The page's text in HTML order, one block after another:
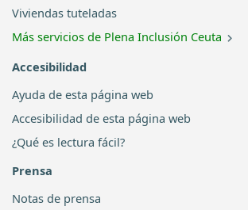
Viviendas tuteladas
Más servicios de Plena Inclusión Ceuta
Accesibilidad
Ayuda de esta página web
Accesibilidad de esta página web
¿Qué es lectura fácil?
Prensa
Notas de prensa